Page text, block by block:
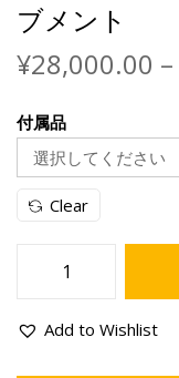
ブメント
¥28,000.00 –
付属品
Clear
Add to Wishlist